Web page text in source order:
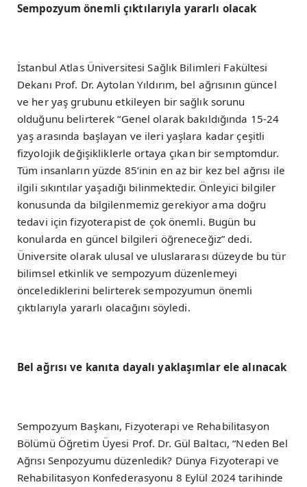
Sempozyum önemli çıktılarıyla yararlı olacak
İstanbul Atlas Üniversitesi Sağlık Bilimleri Fakültesi
Dekanı Prof. Dr. Aytolan Yıldırım, bel ağrısının güncel
ve her yaş grubunu etkileyen bir sağlık sorunu
olduğunu belirterek “Genel olarak bakıldığında 15-24
yaş arasında başlayan ve ileri yaşlara kadar çeşitli
fizyolojik değişikliklerle ortaya çıkan bir semptomdur.
Tüm insanların yüzde 85’inin en az bir kez bel ağrısı ile
ilgili sıkıntılar yaşadığı bilinmektedir. Önleyici bilgiler
konusunda da bilgilenmemiz gerekiyor ama doğru
tedavi için fizyoterapist de çok önemli. Bugün bu
konularda en güncel bilgileri öğreneceğiz” dedi.
Üniversite olarak ulusal ve uluslararası düzeyde bu tür
bilimsel etkinlik ve sempozyum düzenlemeyi
öncelediklerini belirterek sempozyumun önemli
çıktılarıyla yararlı olacağını söyledi.
Bel ağrısı ve kanıta dayalı yaklaşımlar ele alınacak
Sempozyum Başkanı, Fizyoterapi ve Rehabilitasyon
Bölümü Öğretim Üyesi Prof. Dr. Gül Baltacı, “Neden Bel
Ağrısı Senpozyumu düzenledik? Dünya Fizyoterapi ve
Rehabilitasyon Konfederasyonu 8 Eylül 2024 tarihinde